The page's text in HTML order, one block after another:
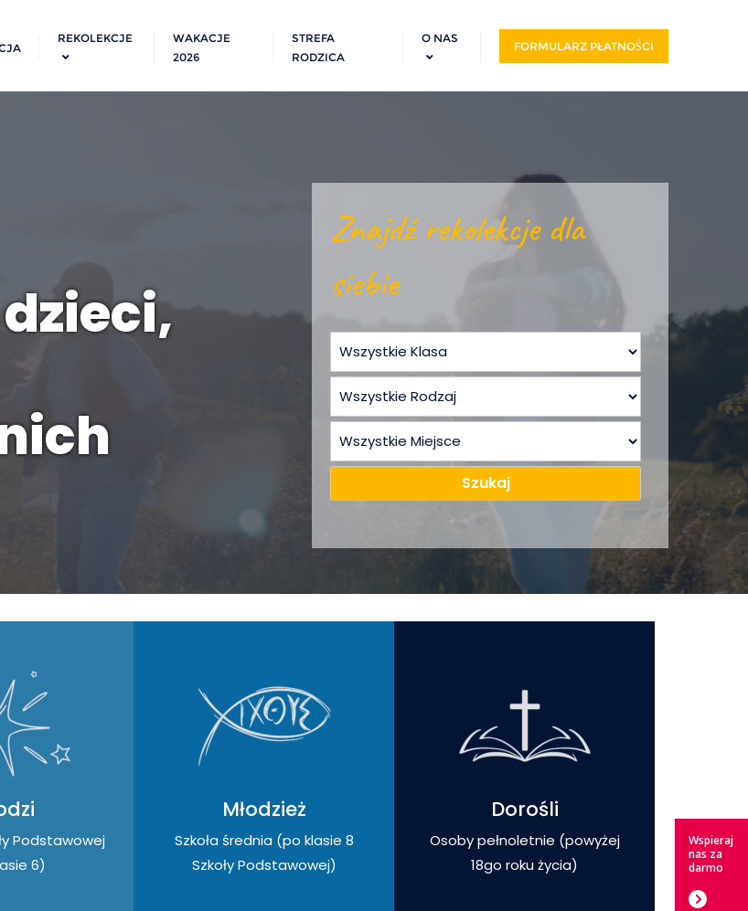
REKOLEKCJE
WAKACJE
2026
STREFA
RODZICA
O NAS
FORMULARZ PŁATNOŚCI
Znajdź rekolekcje dla
siebie
Podstawowej
6)
Młodzież
Szkoła średnia (po klasie 8
Szkoły Podstawowej)
Dorośli
Osoby pełnoletnie (powyżej
18go roku życia)
Wspieraj
nas za
darmo